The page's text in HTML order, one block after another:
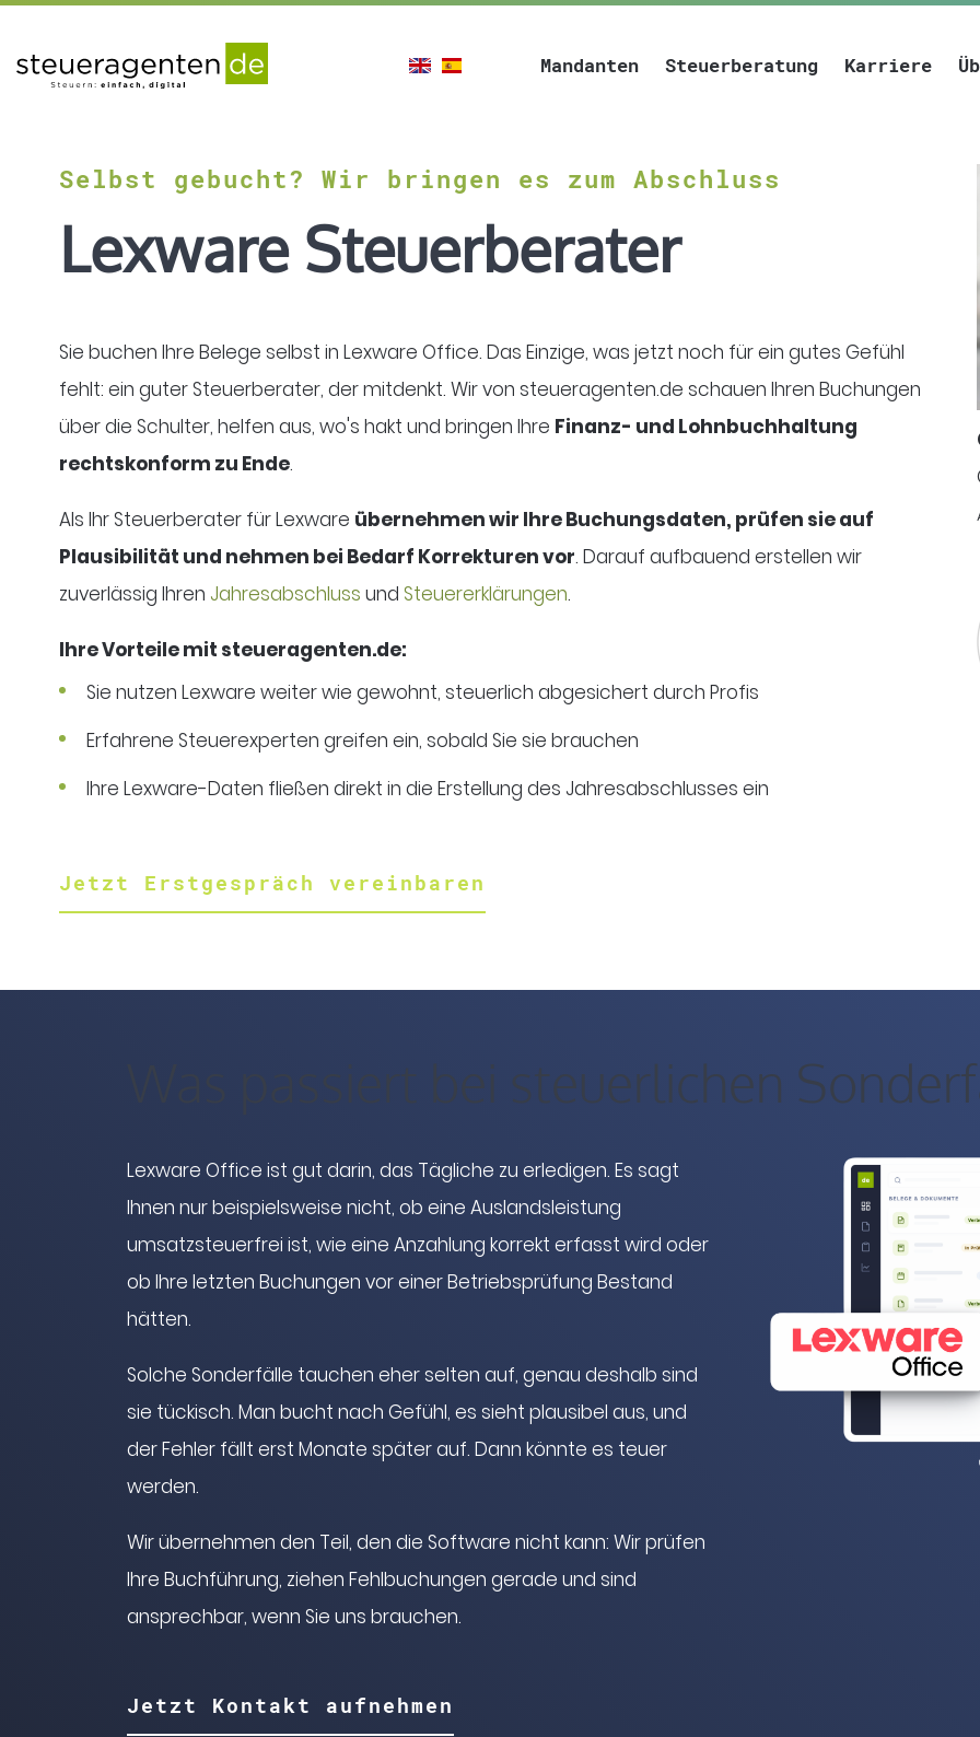
en es Mandanten Steuerberatung Karriere
Selbst gebucht? Wir bringen es zum Abschluss
Lexware Steuerberater
Sie buchen Ihre Belege selbst in Lexware Office. Das Einzige, was jetzt noch für ein gutes Gefühl
fehlt: ein guter Steuerberater, der mitdenkt. Wir von steueragenten.de schauen Ihren Buchungen
über die Schulter, helfen aus, wo's hakt und bringen Ihre Finanz- und Lohnbuchhaltung
rechtskonform zu Ende.
Als Ihr Steuerberater für Lexware übernehmen wir Ihre Buchungsdaten, prüfen sie auf
Plausibilität und nehmen bei Bedarf Korrekturen vor. Darauf aufbauend erstellen wir
zuverlässig Ihren Jahresabschluss und Steuererklärungen.
Ihre Vorteile mit steueragenten.de:
Sie nutzen Lexware weiter wie gewohnt, steuerlich abgesichert durch Profis
Erfahrene Steuerexperten greifen ein, sobald Sie sie brauchen
Ihre Lexware-Daten fließen direkt in die Erstellung des Jahresabschlusses ein
Jetzt Erstgespräch vereinbaren
Was passiert bei steuerlichen
Lexware Office ist gut darin, das Tägliche zu erledigen. Es sagt
Ihnen nur beispielsweise nicht, ob eine Auslandsleistung
umsatzsteuerfrei ist, wie eine Anzahlung korrekt erfasst wird oder
ob Ihre letzten Buchungen vor einer Betriebsprüfung Bestand
hätten.
Solche Sonderfälle tauchen eher selten auf, genau deshalb sind
sie tückisch. Man bucht nach Gefühl, es sieht plausibel aus, und
der Fehler fällt erst Monate später auf. Dann könnte es teuer
werden.
Wir übernehmen den Teil, den die Software nicht kann: Wir prüfen
Ihre Buchführung, ziehen Fehlbuchungen gerade und sind
ansprechbar, wenn Sie uns brauchen.
Jetzt Kontakt aufnehmen